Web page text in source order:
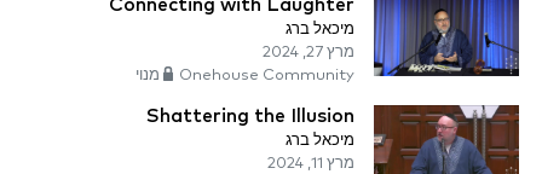
Connecting with Laughter
מיכאל ברג
מרץ 27, 2024
Onehouse Community מנוי
Shattering the Illusion
מיכאל ברג
מרץ 11, 2024